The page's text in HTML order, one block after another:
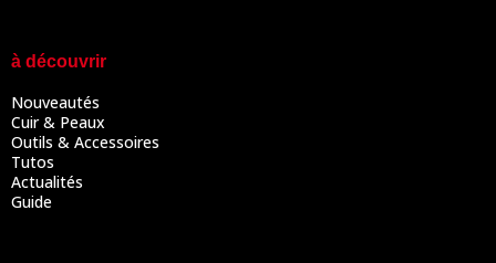
à découvrir
Nouveautés
Cuir & Peaux
Outils & Accessoires
Tutos
Actualités
Guide